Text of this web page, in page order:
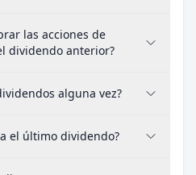
las acciones de
dividendo anterior?
alguna vez?
el último dividendo?